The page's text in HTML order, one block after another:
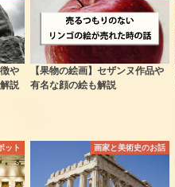
や
説
【果物の絵画】セザンヌ作品や
有名な顔の絵も解説
ット 画家と美術史のお話